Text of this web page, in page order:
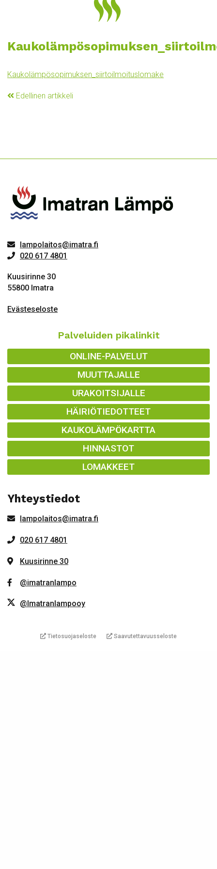
Kaukolämpösopimuksen_siirtoilmoituslomake
Edellinen artikkeli
lampolaitos@imatra.fi
020 617 4801
Kuusirinne 30
55800 Imatra
Evästeseloste
Palveluiden pikalinkit
ONLINE-PALVELUT
MUUTTAJALLE
URAKOITSIJALLE
HÄIRIÖTIEDOTTEET
KAUKOLÄMPÖKARTTA
HINNASTOT
LOMAKKEET
Yhteystiedot
lampolaitos@imatra.fi
020 617 4801
Kuusirinne 30
@imatranlampo
@Imatranlampooy
Tietosuojaseloste Saavutettavuusseloste